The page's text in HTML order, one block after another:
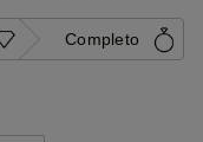
Completo